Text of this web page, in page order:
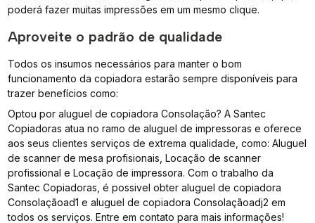
poderá fazer muitas impressões em um mesmo clique.
Aproveite o padrão de qualidade
Todos os insumos necessários para manter o bom
funcionamento da copiadora estarão sempre disponíveis para
trazer benefícios como:
Optou por aluguel de copiadora Consolação? A Santec
Copiadoras atua no ramo de aluguel de impressoras e oferece
aos seus clientes serviços de extrema qualidade, como: Aluguel
de scanner de mesa profisionais, Locação de scanner
profissional e Locação de impressora. Com o trabalho da
Santec Copiadoras, é possivel obter aluguel de copiadora
Consolaçãoad1 e aluguel de copiadora Consolaçãoadj2 em
todos os serviços. Entre em contato para mais informações!